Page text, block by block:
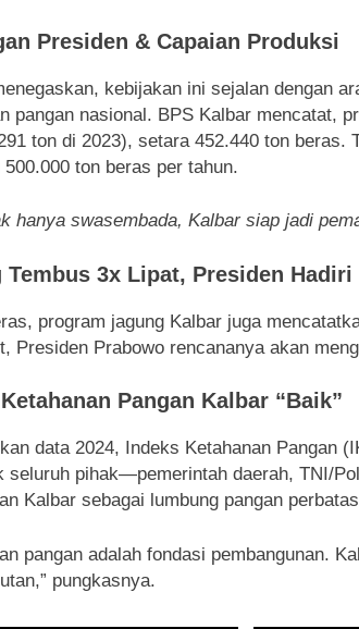
Presiden & Capaian Produksi
kebijakan ini sejalan dengan
pangan nasional. BPS Kalbar mencatat,
ton di 2023), setara 452.440 ton beras.
500.000 ton beras per tahun.
hanya swasembada, Kalbar siap jadi
Tembus 3x Lipat, Presiden Hadiri
program jagung Kalbar juga
Presiden Prabowo rencananya akan
Pangan Kalbar “Baik”
data 2024, Indeks Ketahanan Pangan
seluruh pihak—pemerintah daerah, TNI/
Kalbar sebagai lumbung pangan
pangan adalah fondasi pembangunan.
pungkasnya.